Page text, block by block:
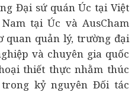
Đại sứ quán Úc tại Việt
tại Úc và AusCham
quan quản lý, trường đại
và chuyên gia quốc
thiết thực nhằm thúc
kỷ nguyên Đối tác